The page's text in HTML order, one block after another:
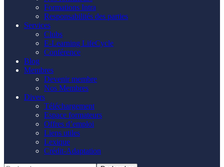
Formations Intra
Responsabilités des parties
Services
Clubs
E-Learning LifeCycle
Conférence
Blog
Membres
Devenir membre
Nos Membres
Divers
Téléchargement
Espace formateurs
Offres d’emploi
Liens utiles
Lexique
Crédit-Adaptation